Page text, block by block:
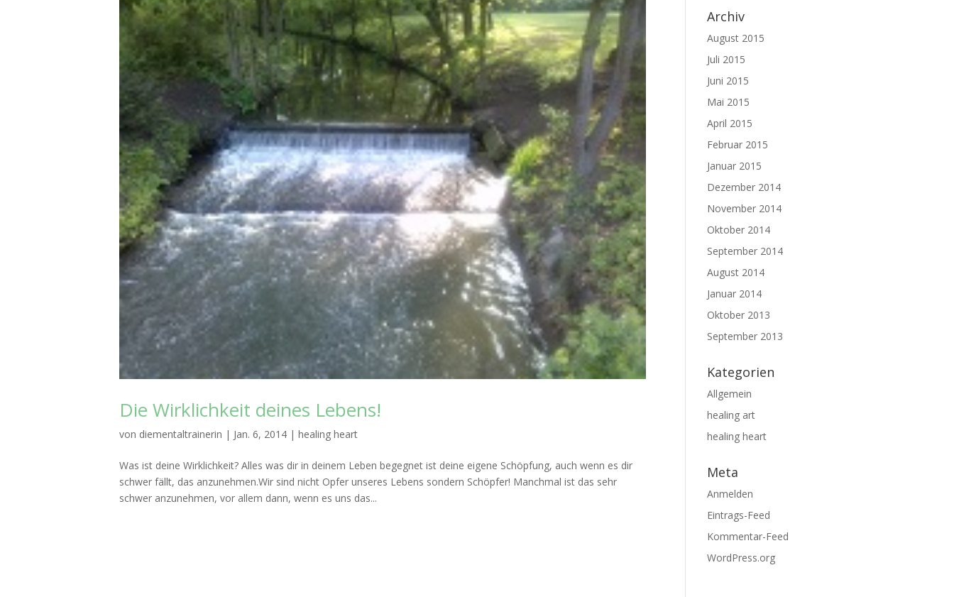
Die Wirklichkeit deines Lebens!
von diementaltrainerin | Jan. 6, 2014 | healing heart
Was ist deine Wirklichkeit? Alles was dir in deinem Leben begegnet ist deine eigene Schöpfung, auch wenn es dir
schwer fällt, das anzunehmen.Wir sind nicht Opfer unseres Lebens sondern Schöpfer! Manchmal ist das sehr
schwer anzunehmen, vor allem dann, wenn es uns das...
Archiv
August 2015
Juli 2015
Juni 2015
Mai 2015
April 2015
Februar 2015
Januar 2015
Dezember 2014
November 2014
Oktober 2014
September 2014
August 2014
Januar 2014
Oktober 2013
September 2013
Kategorien
Allgemein
healing art
healing heart
Meta
Anmelden
Eintrags-Feed
Kommentar-Feed
WordPress.org